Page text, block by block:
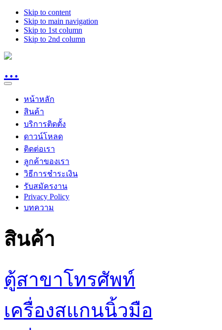
Skip to content
Skip to main navigation
Skip to 1st column
Skip to 2nd column
หน้าหลัก
สินค้า
บริการติดตั้ง
ดาวน์โหลด
ติดต่อเรา
ลูกค้าของเรา
วิธีการชำระเงิน
รับสมัครงาน
Privacy Policy
บทความ
สินค้า
ตู้สาขาโทรศัพท์
เครื่องสแกนนิ้วมือ